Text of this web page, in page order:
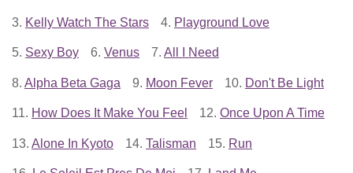
3. Kelly Watch The Stars 4. Playground Love
5. Sexy Boy 6. Venus 7. All I Need
8. Alpha Beta Gaga 9. Moon Fever 10. Don't Be Light
11. How Does It Make You Feel 12. Once Upon A Time
13. Alone In Kyoto 14. Talisman 15. Run